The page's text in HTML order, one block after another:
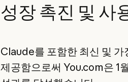
성장 촉진 및 사
Claude를 포함한 최신 및
제공함으로써 You.com은 1